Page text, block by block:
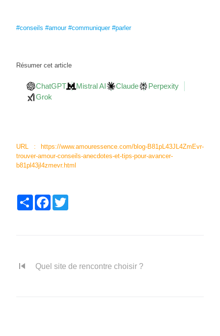
#conseils #amour #communiquer #parler
Résumer cet article
ChatGPT Mistral AI Claude
Perpexity
Grok
URL : https://www.amouressence.com/blog-B81pL43JL4ZmEvr-
trouver-amour-conseils-anecdotes-et-tips-pour-avancer-
b81pl43jl4zmevr.html
PartagerFacebook
skip_previous Quel site de rencontre choisir ?